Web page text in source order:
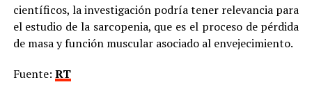
científicos, la investigación podría tener relevancia para
el estudio de la sarcopenia, que es el proceso de pérdida
de masa y función muscular asociado al envejecimiento.
Fuente: RT